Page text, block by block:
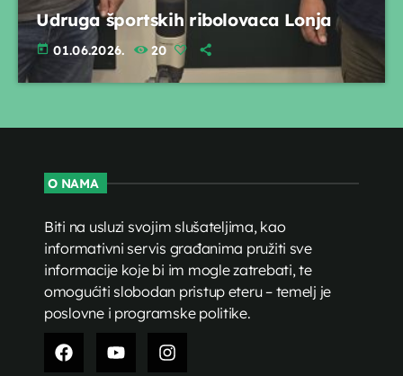
Udruga športskih ribolovaca Lonja
today 01.06.2026. 20
O NAMA
Biti na usluzi svojim slušateljima, kao
informativni servis građanima pružiti sve
informacije koje bi im mogle zatrebati, te
omogućiti slobodan pristup eteru – temelj je
poslovne i programske politike.